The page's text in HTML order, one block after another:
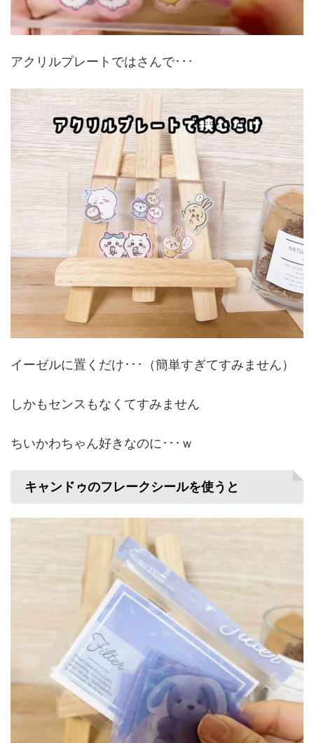
アクリルプレートではさんで･･･
イーゼルに置くだけ･･･（簡単すぎてすみません）
しかもセンスもなくてすみません
ちいかわちゃん好きなのに･･･ｗ
キャンドゥのフレークシールを使うと